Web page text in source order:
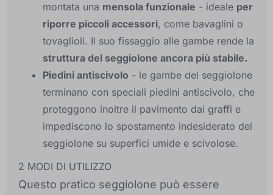
montata una mensola funzionale - ideale per
riporre piccoli accessori, come bavaglini o
tovaglioli. Il suo fissaggio alle gambe rende la
struttura del seggiolone ancora più stabile.
Piedini antiscivolo - le gambe del seggiolone
terminano con speciali piedini antiscivolo, che
proteggono inoltre il pavimento dai graffi e
impediscono lo spostamento indesiderato del
seggiolone su superfici umide e scivolose.
2 MODI DI UTILIZZO
Questo pratico seggiolone può essere